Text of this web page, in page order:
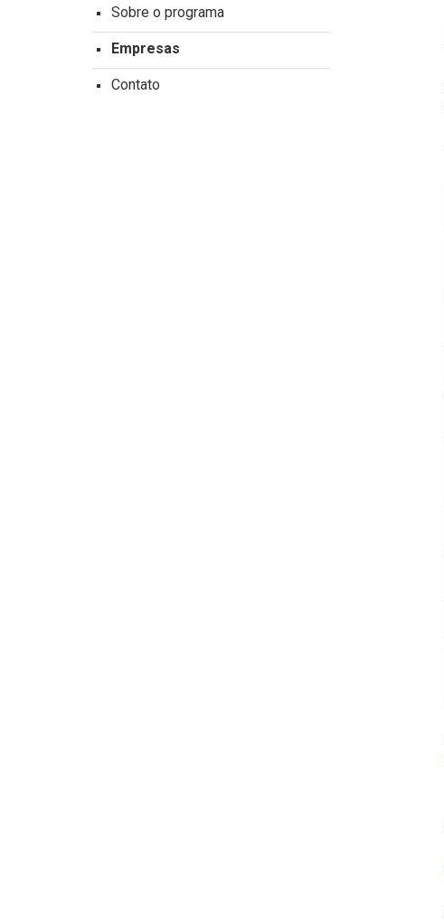
Sobre o programa
Empresas
Contato